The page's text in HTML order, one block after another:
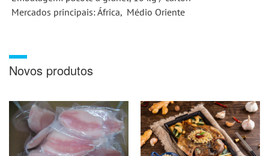
Mercados principais: África, Médio Oriente
Novos produtos